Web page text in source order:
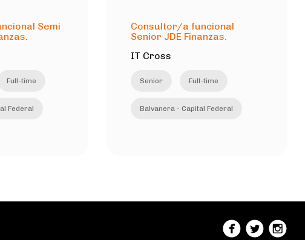
Semi
Full-time
Federal
Consultor/a funcional
Senior JDE Finanzas.
IT Cross
Senior Full-time
Balvanera - Capital Federal